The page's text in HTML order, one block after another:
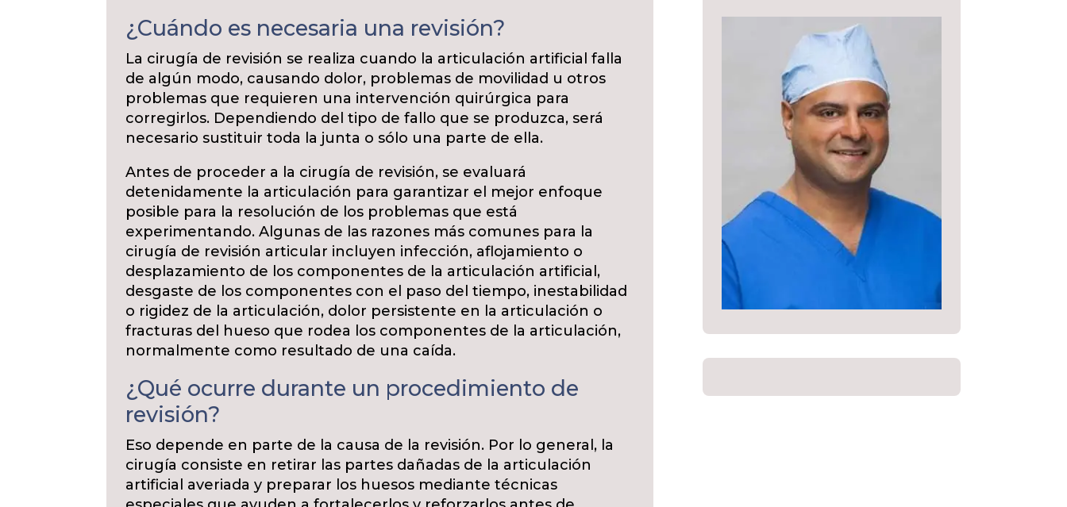
¿Cuándo es necesaria una revisión?
La cirugía de revisión se realiza cuando la articulación artificial falla
de algún modo, causando dolor, problemas de movilidad u otros
problemas que requieren una intervención quirúrgica para
corregirlos. Dependiendo del tipo de fallo que se produzca, será
necesario sustituir toda la junta o sólo una parte de ella.
Antes de proceder a la cirugía de revisión, se evaluará
detenidamente la articulación para garantizar el mejor enfoque
posible para la resolución de los problemas que está
experimentando. Algunas de las razones más comunes para la
cirugía de revisión articular incluyen infección, aflojamiento o
desplazamiento de los componentes de la articulación artificial,
desgaste de los componentes con el paso del tiempo, inestabilidad
o rigidez de la articulación, dolor persistente en la articulación o
fracturas del hueso que rodea los componentes de la articulación,
normalmente como resultado de una caída.
¿Qué ocurre durante un procedimiento de
revisión?
Eso depende en parte de la causa de la revisión. Por lo general, la
cirugía consiste en retirar las partes dañadas de la articulación
artificial averiada y preparar los huesos mediante técnicas